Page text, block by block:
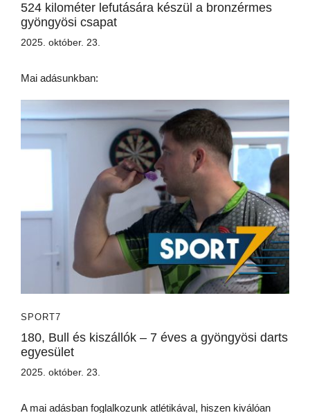
524 kilométer lefutására készül a bronzérmes
gyöngyösi csapat
2025. október. 23.
Mai adásunkban:
SPORT7
180, Bull és kiszállók – 7 éves a gyöngyösi darts
egyesület
2025. október. 23.
A mai adásban foglalkozunk atlétikával, hiszen kiválóan